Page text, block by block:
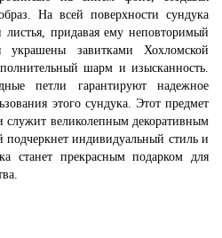
На всей поверхности сундука
листья, придавая ему неповторимый
завитками Хохломской
шарм и изысканность.
петли гарантируют надежное
этого сундука. Этот предмет
служит великолепным декоративным
подчеркнет индивидуальный стиль и
станет прекрасным подарком для